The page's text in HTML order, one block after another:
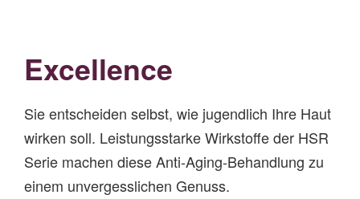
Excellence
Sie entscheiden selbst, wie jugendlich Ihre Haut
wirken soll. Leistungsstarke Wirkstoffe der HSR
Serie machen diese Anti-Aging-Behandlung zu
einem unvergesslichen Genuss.